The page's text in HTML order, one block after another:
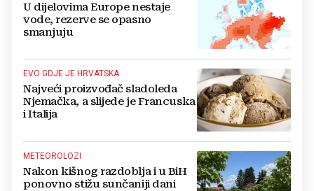
U dijelovima Europe nestaje
vode, rezerve se opasno
smanjuju
EVO GDJE JE HRVATSKA
Najveći proizvođač sladoleda
Njemačka, a slijede je Francuska
i Italija
METEOROLOZI
Nakon kišnog razdoblja i u BiH
ponovno stižu sunčaniji dani